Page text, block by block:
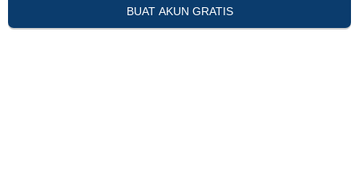
BUAT AKUN GRATIS